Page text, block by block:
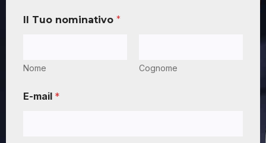
Il Tuo nominativo *
Nome Cognome
E-mail *